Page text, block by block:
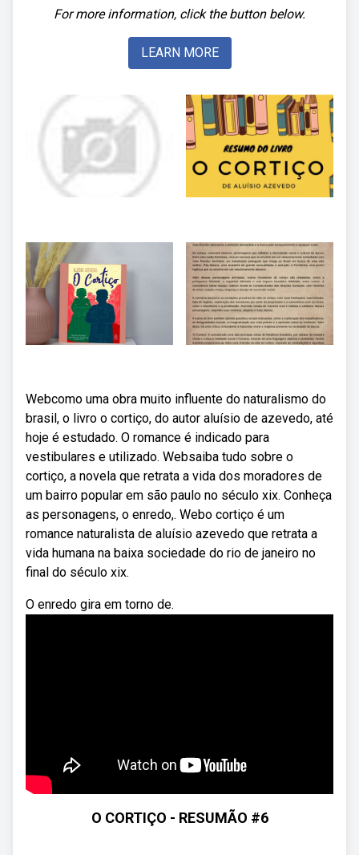
For more information, click the button below.
LEARN MORE
Webcomo uma obra muito influente do naturalismo do
brasil, o livro o cortiço, do autor aluísio de azevedo, até
hoje é estudado. O romance é indicado para
vestibulares e utilizado. Websaiba tudo sobre o
cortiço, a novela que retrata a vida dos moradores de
um bairro popular em são paulo no século xix. Conheça
as personagens, o enredo,. Webo cortiço é um
romance naturalista de aluísio azevedo que retrata a
vida humana na baixa sociedade do rio de janeiro no
final do século xix.
O enredo gira em torno de.
O CORTIÇO - RESUMÃO #6